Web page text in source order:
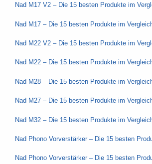
Nad M17 V2 – Die 15 besten Produkte im
Nad M17 – Die 15 besten Produkte im
Nad M22 V2 – Die 15 besten Produkte im
Nad M22 – Die 15 besten Produkte im
Nad M28 – Die 15 besten Produkte im
Nad M27 – Die 15 besten Produkte im
Nad M32 – Die 15 besten Produkte im
Nad Phono Vorverstärker – Die 15 besten
Nad Phono Vorverstärker – Die 15 besten